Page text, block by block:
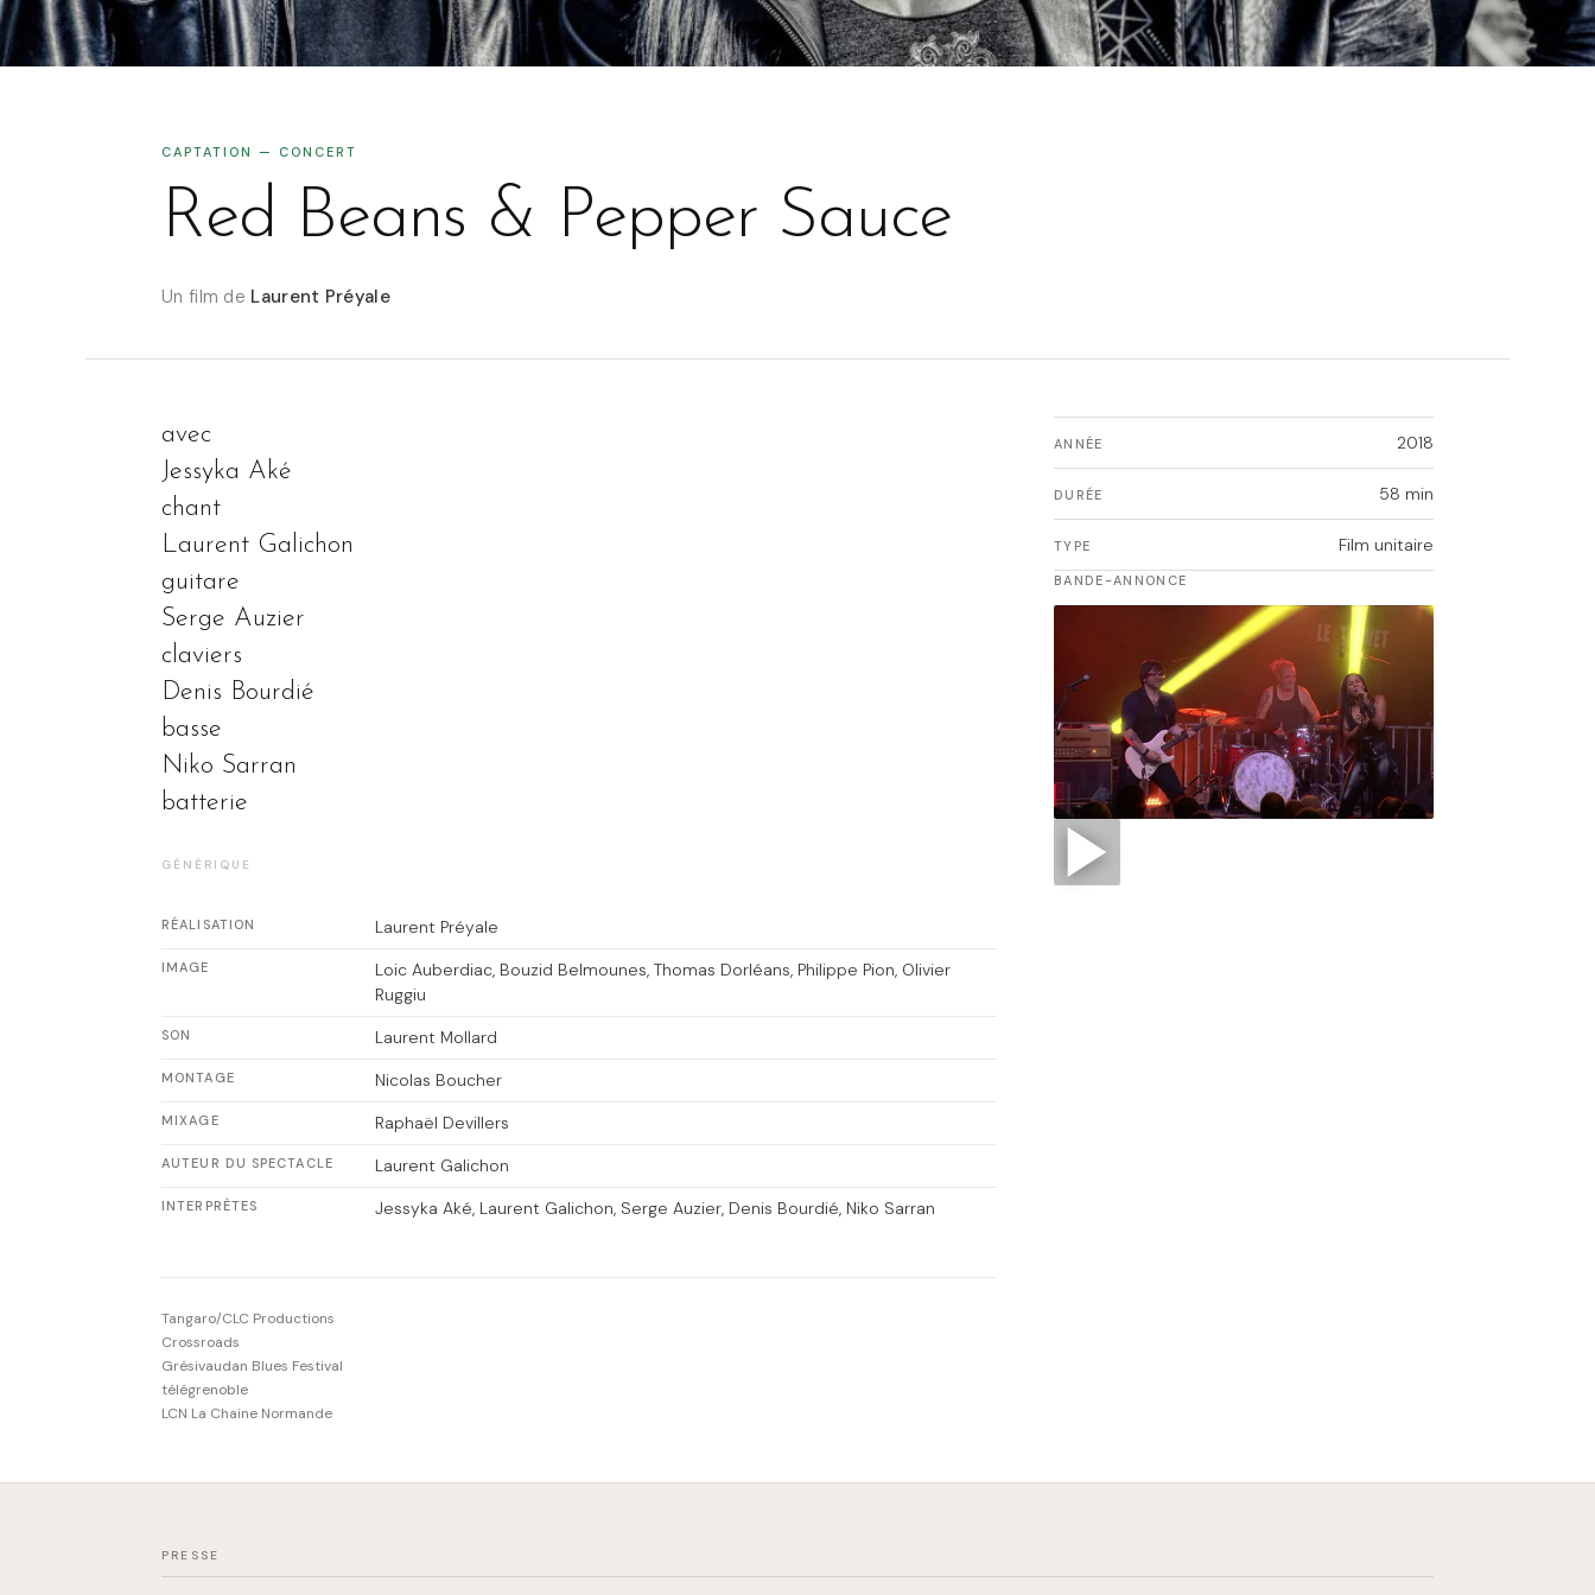
CAPTATION — CONCERT
Red Beans & Pepper Sauce
Un film de Laurent Préyale
avec
Jessyka Aké
chant
Laurent Galichon
guitare
Serge Auzier
claviers
Denis Bourdié
basse
Niko Sarran
batterie
GÉNÉRIQUE
RÉALISATION Laurent Préyale
IMAGE Loic Auberdiac Bouzid Belmounes Thomas Dorléans Philippe Pion Olivier
Ruggiu
SON Laurent Mollard
MONTAGE Nicolas Boucher
MIXAGE Raphaël Devillers
AUTEUR DU SPECTACLE Laurent Galichon
INTERPRÈTES Jessyka Aké Laurent Galichon Serge Auzier Denis Bourdié Niko Sarran
Tangaro/CLC Productions
Crossroads
Grésivaudan Blues Festival
télégrenoble
LCN La Chaine Normande
ANNÉE 2018
DURÉE 58 min
TYPE Film unitaire
BANDE-ANNONCE
PRESSE